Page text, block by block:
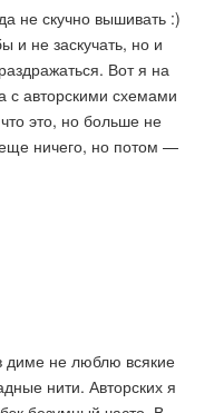
не скучно вышивать :)
и не заскучать, но и
Вот я на
с авторскими схемами
это, но больше не
ничего, но потом —
диме не люблю всякие
нити. Авторских я